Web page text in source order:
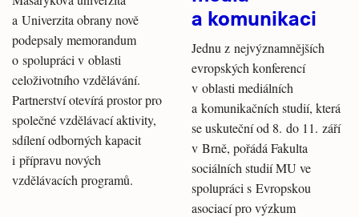
a Univerzita obrany nově
podepsaly memorandum
o spolupráci v oblasti
celoživotního vzdělávání.
Partnerství otevírá prostor pro
společné vzdělávací aktivity,
sdílení odborných kapacit
i přípravu nových
vzdělávacích programů.
a komunikaci
Jednu z nejvýznamnějších
evropských konferencí
v oblasti mediálních
a komunikačních studií, která
se uskuteční od 8. do 11. září
v Brně, pořádá Fakulta
sociálních studií MU ve
spolupráci s Evropskou
asociací pro výzkum